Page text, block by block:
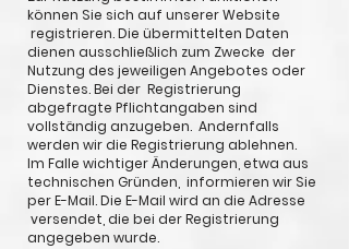
können Sie sich auf unserer Website
registrieren. Die übermittelten Daten
dienen ausschließlich zum Zwecke der
Nutzung des jeweiligen Angebotes oder
Dienstes. Bei der Registrierung
abgefragte Pflichtangaben sind
vollständig anzugeben. Andernfalls
werden wir die Registrierung ablehnen.
Im Falle wichtiger Änderungen, etwa aus
technischen Gründen, informieren wir Sie
per E-Mail. Die E-Mail wird an die Adresse
versendet, die bei der Registrierung
angegeben wurde.